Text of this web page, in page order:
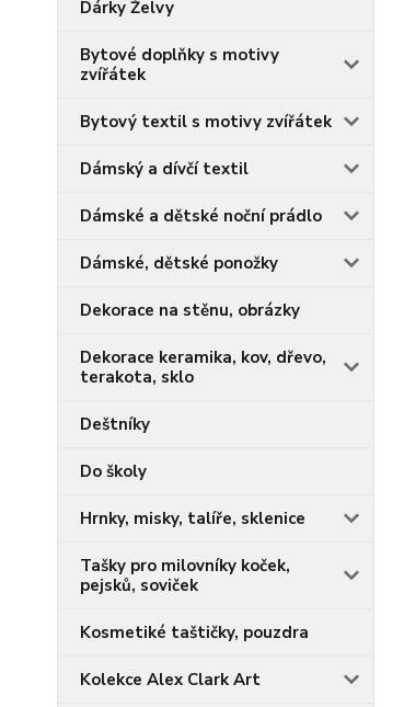
Dárky Želvy
Bytové doplňky s motivy
zvířátek
Bytový textil s motivy zvířátek
Dámský a dívčí textil
Dámské a dětské noční prádlo
Dámské, dětské ponožky
Dekorace na stěnu, obrázky
Dekorace keramika, kov, dřevo,
terakota, sklo
Deštníky
Do školy
Hrnky, misky, talíře, sklenice
Tašky pro milovníky koček,
pejsků, soviček
Kosmetiké taštičky, pouzdra
Kolekce Alex Clark Art